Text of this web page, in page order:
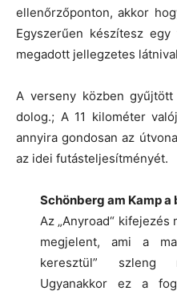
ellenőrzőponton, akkor
Egyszerűen készítesz
megadott jellegzetes
A verseny közben
dolog.; A 11 kilométer
annyira gondosan az
az idei futásteljesítményét.
Schönberg am Kamp
Az „Anyroad“
megjelent, ami a
keresztül” szleng
Ugyanakkor ez a